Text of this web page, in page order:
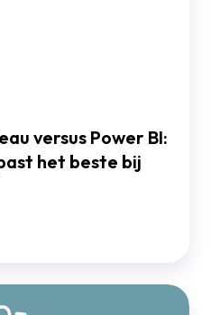
versus Power BI:
het beste bij